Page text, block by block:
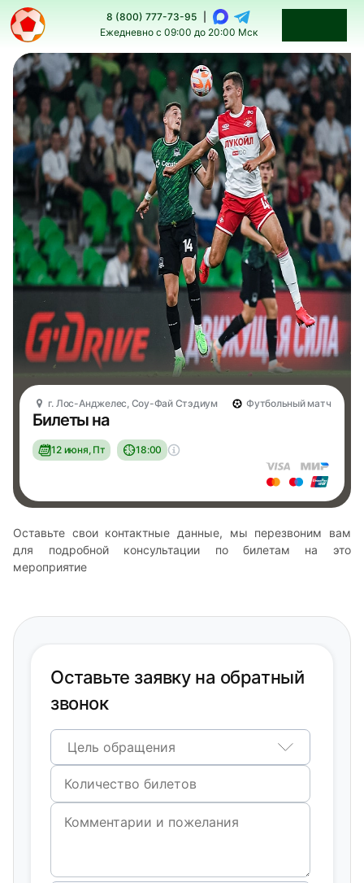
8 (800) 777-73-95
Ежедневно с 09:00 до 20:00 Мск
г. Лос-Анджелес, Соу-Фай Стэдиум Футбольный матч
Билеты на
12 июня, Пт 18:00
Оставьте свои контактные данные, мы перезвоним вам
для подробной консультации по билетам на это
мероприятие
Оставьте заявку на обратный
звонок
Цель обращения